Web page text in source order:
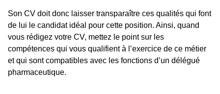
Son CV doit donc laisser transparaître ces qualités qui font
de lui le candidat idéal pour cette position. Ainsi, quand
vous rédigez votre CV, mettez le point sur les
compétences qui vous qualifient à l’exercice de ce métier
et qui sont compatibles avec les fonctions d’un délégué
pharmaceutique.